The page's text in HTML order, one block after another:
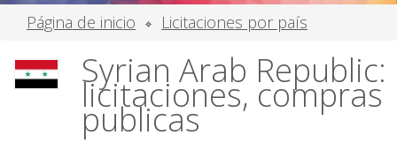
Página de inicio
Licitaciones por país
Syrian Arab Republic:
licitaciones, compras
publicas